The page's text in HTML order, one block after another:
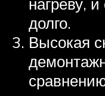
долго.
Высокая